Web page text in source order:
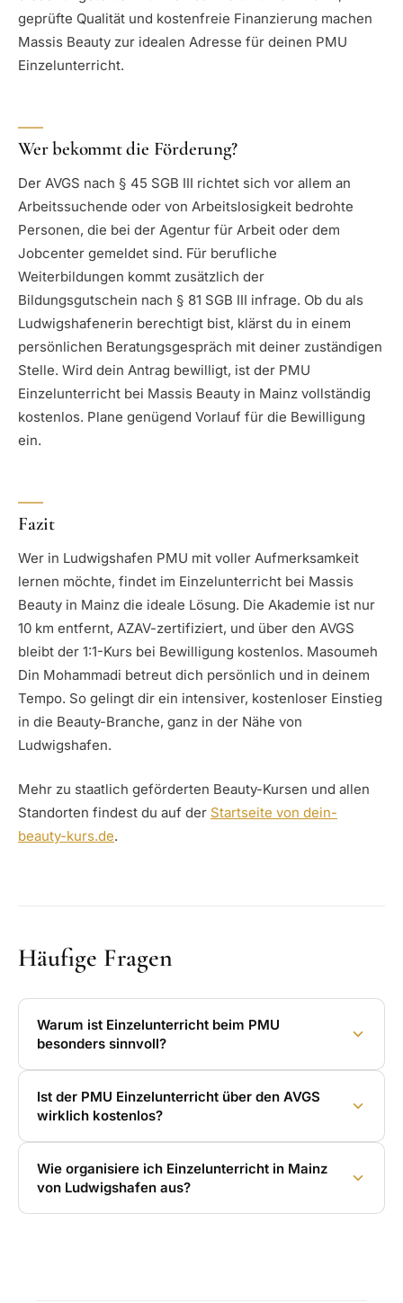
geprüfte Qualität und kostenfreie Finanzierung machen
Massis Beauty zur idealen Adresse für deinen PMU
Einzelunterricht.
Wer bekommt die Förderung?
Der AVGS nach § 45 SGB III richtet sich vor allem an
Arbeitssuchende oder von Arbeitslosigkeit bedrohte
Personen, die bei der Agentur für Arbeit oder dem
Jobcenter gemeldet sind. Für berufliche
Weiterbildungen kommt zusätzlich der
Bildungsgutschein nach § 81 SGB III infrage. Ob du als
Ludwigshafenerin berechtigt bist, klärst du in einem
persönlichen Beratungsgespräch mit deiner zuständigen
Stelle. Wird dein Antrag bewilligt, ist der PMU
Einzelunterricht bei Massis Beauty in Mainz vollständig
kostenlos. Plane genügend Vorlauf für die Bewilligung
ein.
Fazit
Wer in Ludwigshafen PMU mit voller Aufmerksamkeit
lernen möchte, findet im Einzelunterricht bei Massis
Beauty in Mainz die ideale Lösung. Die Akademie ist nur
10 km entfernt, AZAV-zertifiziert, und über den AVGS
bleibt der 1:1-Kurs bei Bewilligung kostenlos. Masoumeh
Din Mohammadi betreut dich persönlich und in deinem
Tempo. So gelingt dir ein intensiver, kostenloser Einstieg
in die Beauty-Branche, ganz in der Nähe von
Ludwigshafen.
Mehr zu staatlich geförderten Beauty-Kursen und allen
Standorten findest du auf der Startseite von dein-
beauty-kurs.de.
Häufige Fragen
Warum ist Einzelunterricht beim PMU
besonders sinnvoll?
Ist der PMU Einzelunterricht über den AVGS
wirklich kostenlos?
Wie organisiere ich Einzelunterricht in Mainz
von Ludwigshafen aus?